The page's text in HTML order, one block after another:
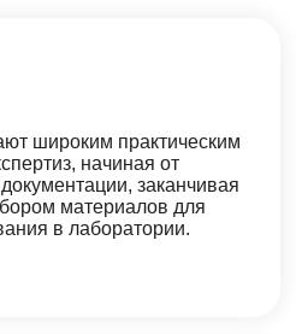
широким практическим
начиная от
заканчивая
материалов для
в лаборатории.